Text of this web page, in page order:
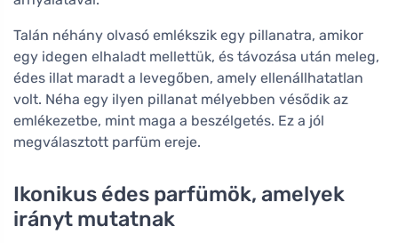
Talán néhány olvasó emlékszik egy pillanatra, amikor
egy idegen elhaladt mellettük, és távozása után meleg,
édes illat maradt a levegőben, amely ellenállhatatlan
volt. Néha egy ilyen pillanat mélyebben vésődik az
emlékezetbe, mint maga a beszélgetés. Ez a jól
megválasztott parfüm ereje.
Ikonikus édes parfümök, amelyek
irányt mutatnak